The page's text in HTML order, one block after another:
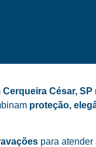
César, SP
proteção,
para